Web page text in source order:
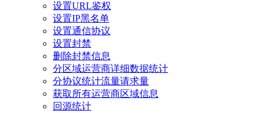
设置URL鉴权
设置IP黑名单
设置通信协议
设置封禁
删除封禁信息
分区域运营商详细数据统计
分协议统计流量请求量
获取所有运营商区域信息
回源统计